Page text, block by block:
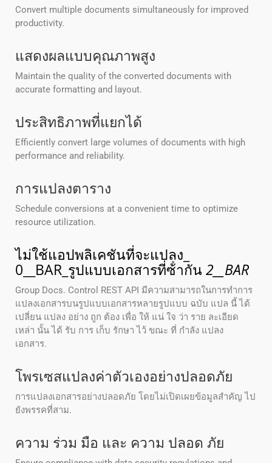
Convert multiple documents simultaneously for improved
productivity.
แสดงผลแบบคุณภาพสูง
Maintain the quality of the converted documents with
accurate formatting and layout.
ประสิทธิภาพที่แยกได้
Efficiently convert large volumes of documents with high
performance and reliability.
การแปลงตาราง
Schedule conversions at a convenient time to optimize
resource utilization.
ไม่ใช้แอปพลิเคชันที่จะแปลง_
0__BAR_รูปแบบเอกสารที่ซ้ํากัน2__BAR
Group Docs. Control REST API มีความสามารถในการทําการ
แปลงเอกสารบนรูปแบบเอกสารหลายรูปแบบ ฉบับ แปล นี้ ได้
เปลี่ยน แปลง อย่าง ถูก ต้อง เพื่อ ให้ แน่ ใจ ว่า ราย ละเอียด
เหล่า นั้น ได้ รับ การ เก็บ รักษา ไว้ ขณะ ที่ กําลัง แปลง
เอกสาร.
โพรเซสแปลงค่าตัวเองอย่างปลอดภัย
การแปลงเอกสารอย่างปลอดภัย โดยไม่เปิดเผยข้อมูลสําคัญ ไป
ยังพรรคที่สาม.
ความ ร่วม มือ และ ความ ปลอด ภัย